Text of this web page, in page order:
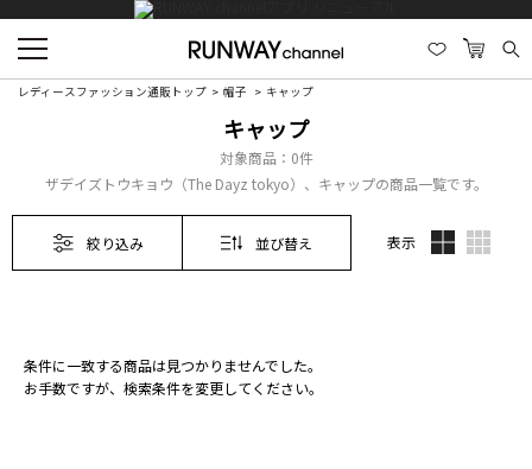
レディースファッション通販トップ 帽子 キャップ
キャップ
対象商品： 0件
ザデイズトウキョウ（The Dayz tokyo）、キャップの商品一覧です。
絞り込み 並び替え 表示
条件に一致する商品は見つかりませんでした。
お手数ですが、検索条件を変更してください。